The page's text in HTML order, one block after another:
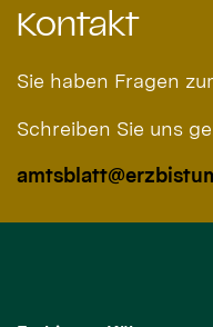
Kontakt
Sie haben Fragen
Schreiben Sie uns